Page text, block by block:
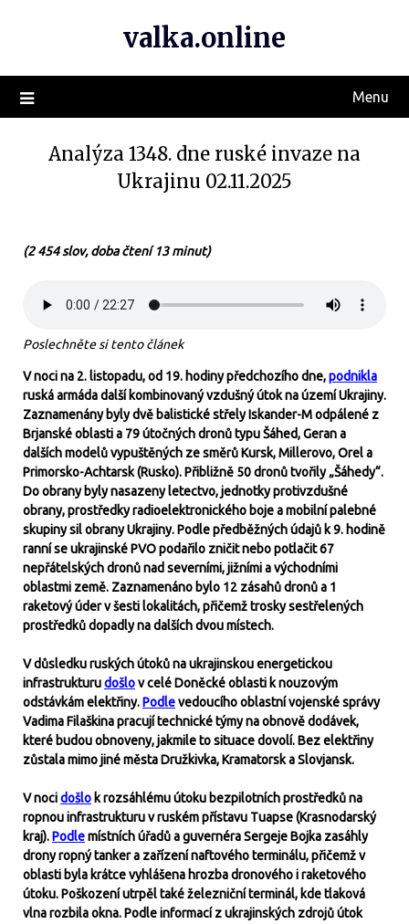
valka.online
Menu
Analýza 1348. dne ruské invaze na
Ukrajinu 02.11.2025
(2 454 slov, doba čtení 13 minut)
Poslechněte si tento článek
V noci na 2. listopadu, od 19. hodiny předchozího dne,podnikla
ruská armáda další kombinovaný vzdušný útok na území Ukrajiny.
Zaznamenány byly dvě balistické střely Iskander-M odpálené z
Brjanské oblasti a 79 útočných dronů typu Šáhed, Geran a
dalších modelů vypuštěných ze směrů Kursk, Millerovo, Orel a
Primorsko-Achtarsk (Rusko). Přibližně 50 dronů tvořily „Šáhedy“.
Do obrany byly nasazeny letectvo, jednotky protivzdušné
obrany, prostředky radioelektronického boje a mobilní palebné
skupiny sil obrany Ukrajiny. Podle předběžných údajů k 9. hodině
ranní se ukrajinské PVO podařilo zničit nebo potlačit 67
nepřátelských dronů nad severními, jižními a východními
oblastmi země. Zaznamenáno bylo 12 zásahů dronů a 1
raketový úder v šesti lokalitách, přičemž trosky sestřelených
prostředků dopadly na dalších dvou místech.
V důsledku ruských útoků naukrajinskouenergetickou
infrastrukturudošlov celé Doněcké oblasti k nouzovým
odstávkám elektřiny.Podlevedoucího oblastní vojenské správy
Vadima Filaškina pracují technické týmy na obnově dodávek,
které budou obnoveny, jakmile to situace dovolí. Bez elektřiny
zůstala mimo jiné města Družkivka, Kramatorsk a Slovjansk.
V nocidošlo k rozsáhlému útoku bezpilotních prostředků na
ropnou infrastrukturu v ruském přístavu Tuapse (Krasnodarský
kraj).Podlemístních úřadů a guvernéra Sergeje Bojka zasáhly
drony ropný tanker a zařízení naftového terminálu, přičemž v
oblasti byla krátce vyhlášena hrozba dronového i raketového
útoku. Poškození utrpěl také železniční terminál, kde tlaková
vlna rozbila okna. Podle informací z ukrajinských zdrojů útok